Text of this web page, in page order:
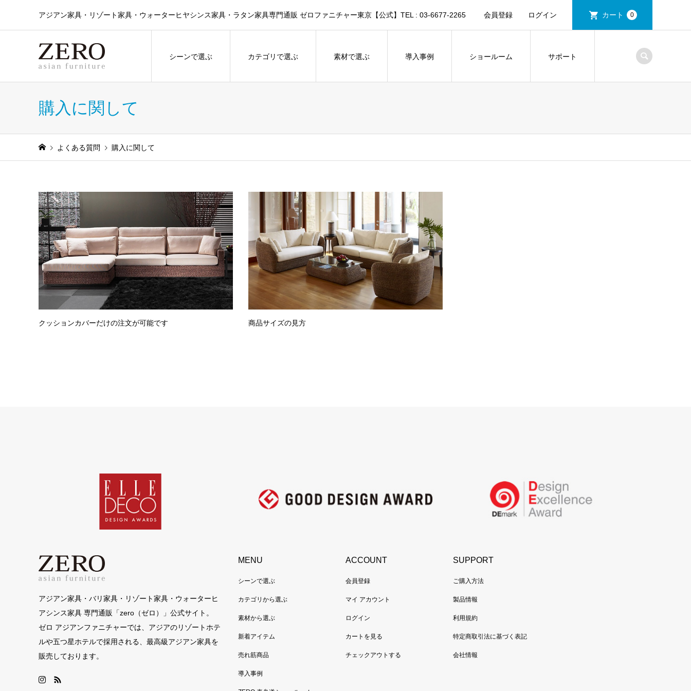
アジアン家具・リゾート家具・ウォーターヒヤシンス家具・ラタン家具専門通販 ゼロファニチャー東京【公式】TEL : 03-6677-2265 会員登録 ログイン カート 0
シーンで選ぶ カテゴリで選ぶ 素材で選ぶ 導入事例 ショールーム サポート
購入に関して
よくある質問 購入に関して
クッションカバーだけの注文が可能です 商品サイズの見方
アジアン家具・バリ家具・リゾート家具・ウォーターヒ
アシンス家具 専門通販「zero（ゼロ）」公式サイト。
ゼロ アジアンファニチャーでは、アジアのリゾートホテ
ルや五つ星ホテルで採用される、最高級アジアン家具を
販売しております。
MENU
シーンで選ぶ
カテゴリから選ぶ
素材から選ぶ
新着アイテム
売れ筋商品
導入事例
ACCOUNT
会員登録
マイ アカウント
ログイン
カートを見る
チェックアウトする
SUPPORT
ご購入方法
製品情報
利用規約
特定商取引法に基づく表記
会社情報